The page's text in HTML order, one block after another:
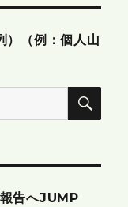
）（例：個人山
検
告へJUMP